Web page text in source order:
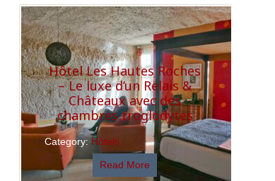
Hôtel Les Hautes Roches
– Le luxe d’un Relais &
Châteaux avec des
chambres troglodytes
Category:Hôtels
Read More